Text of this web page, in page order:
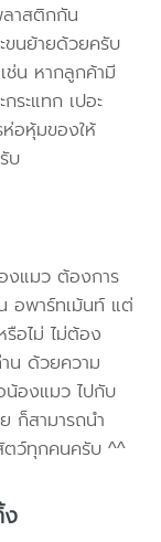
าสติกกัน
ขนย้ายด้วยครับ
ช่น หากลูกค้ามี
ะแทก เปอะ
ห่อหุ้มของให้
บ
งแมว ต้องการ
อพาร์ทเม้นท์ แต่
รือไม่ ไม่ต้อง
น ด้วยความ
น้องแมว ไปกับ
ก็สามารถนำ
ตว์ทุกคนครับ ^^
ง